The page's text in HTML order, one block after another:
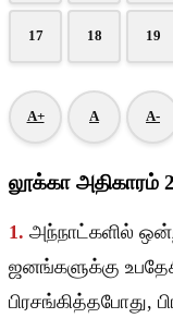
17 18 19
A+ A A-
லூக்கா அதிகாரம்
1. அந்நாட்களில்
ஜனங்களுக்கு
பிரசங்கித்தபோது,